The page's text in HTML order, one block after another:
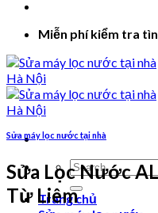
Miễn phí kiểm tra
Search
for:
Trang chủ
Sửa máy lọc nước tại nhà
Sửa Lọc Nước
Từ Liêm